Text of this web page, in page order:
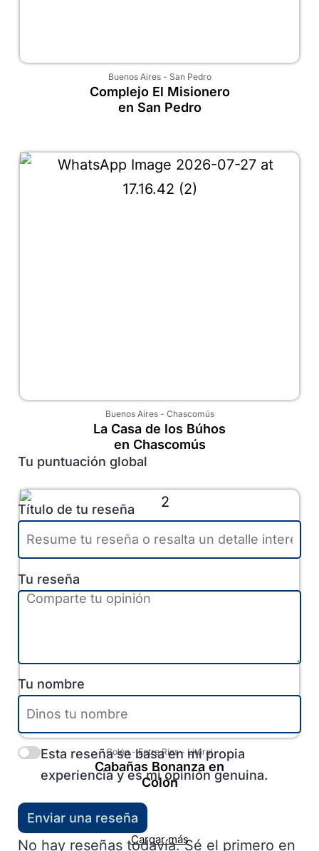
Buenos Aires- San Pedro
Complejo El Misionero
en San Pedro
Buenos Aires- Chascomús
La Casa de los Búhos
en Chascomús
Colón-Entre Ríos- Litoral
Cabañas Bonanza en
Colón
Cargar más
Tu puntuación global
Título de tu reseña
Tu reseña
Tu nombre
Esta reseña se basa en mi propia
experiencia y es mi opinión genuina.
Enviar una reseña
No hay reseñas todavía. Sé el primero en